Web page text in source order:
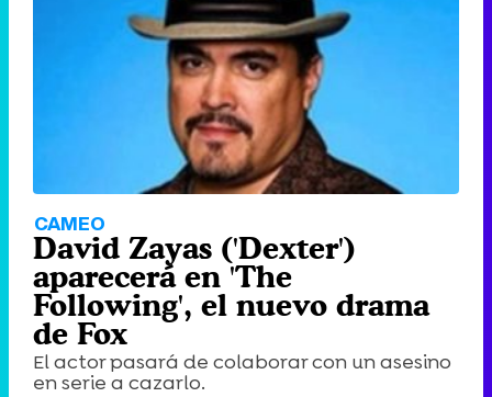
CAMEO
David Zayas ('Dexter')
aparecerá en 'The
Following', el nuevo drama
de Fox
El actor pasará de colaborar con un asesino
en serie a cazarlo.